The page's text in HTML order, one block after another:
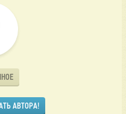
АВТОРА!